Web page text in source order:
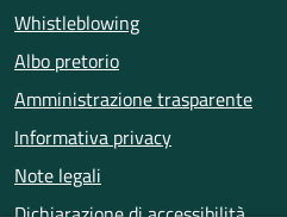
Whistleblowing
Albo pretorio
Amministrazione trasparente
Informativa privacy
Note legali